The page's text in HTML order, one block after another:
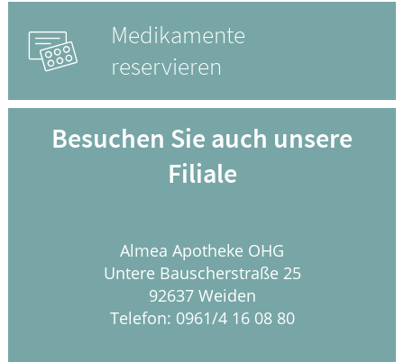
Medikamente
reservieren
Besuchen Sie auch unsere
Filiale
Almea Apotheke OHG
Untere Bauscherstraße 25
92637 Weiden
Telefon: 0961/4 16 08 80